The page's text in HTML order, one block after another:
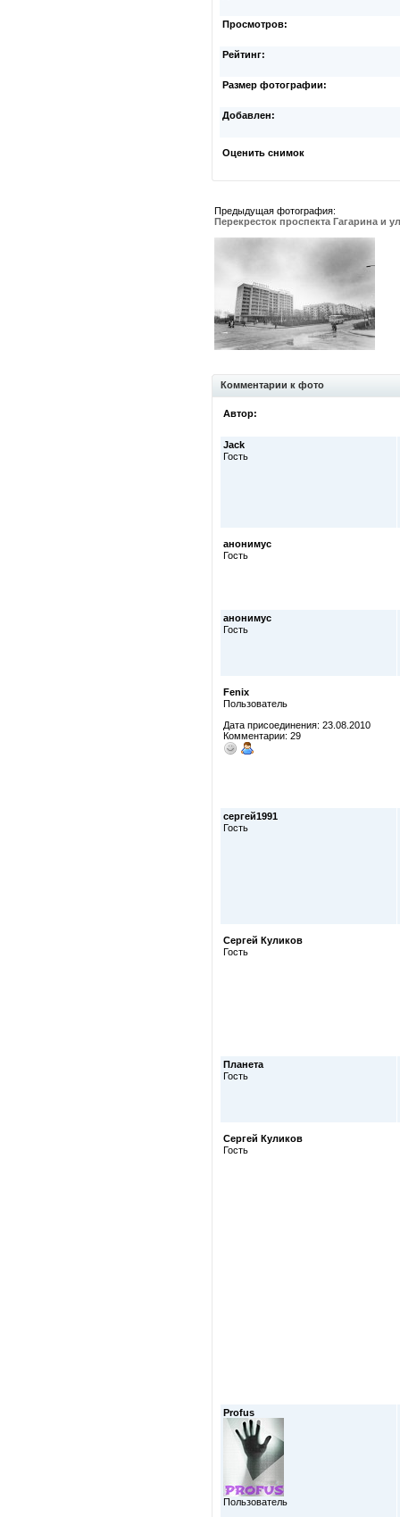
Просмотров:
Рейтинг:
Размер фотографии:
Добавлен:
Оценить снимок
Предыдущая фотография:
Перекресток проспекта Гагарина и
Комментарии к фото
Автор:
Jack
Гость
анонимус
Гость
анонимус
Гость
Fenix
Пользователь
Дата присоединения: 23.08.2010
Комментарии: 29
сергей1991
Гость
Сергей Куликов
Гость
Планета
Гость
Сергей Куликов
Гость
Profus
Пользователь